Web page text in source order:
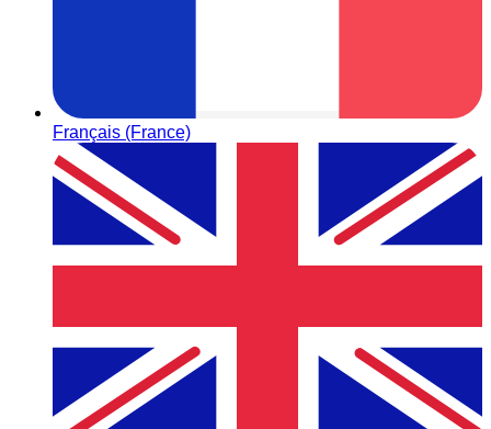
Français (France)